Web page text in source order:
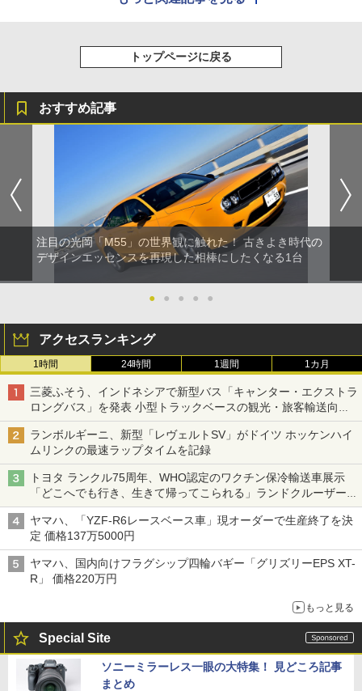
トップページに戻る
おすすめ記事
注目の光岡「M55」の世界観に触れた！ 古きよき時代の
デザインエッセンスを再現した相棒にしたくなる1台
● ● ● ● ●
アクセスランキング
1時間 24時間 1週間 1カ月
三菱ふそう、インドネシアで新型バス「キャンター・エクストラ
ロングバス」を発表 小型トラックベースの観光・旅客輸送向け
バス
ランボルギーニ、新型「レヴェルトSV」がドイツ ホッケンハイ
ムリンクの最速ラップタイムを記録
トヨタ ランクル75周年、WHO認定のワクチン保冷輸送車展示
「どこへでも行き、生きて帰ってこられる」ランドクルーザーで
命をつなぐ
ヤマハ、「YZF-R6レースベース車」現オーダーで生産終了を決
定 価格137万5000円
ヤマハ、国内向けフラグシップ四輪バギー「グリズリーEPS XT-
R」 価格220万円
もっと見る
Special Site
ソニーミラーレス一眼の大特集！ 見どころ記事
まとめ